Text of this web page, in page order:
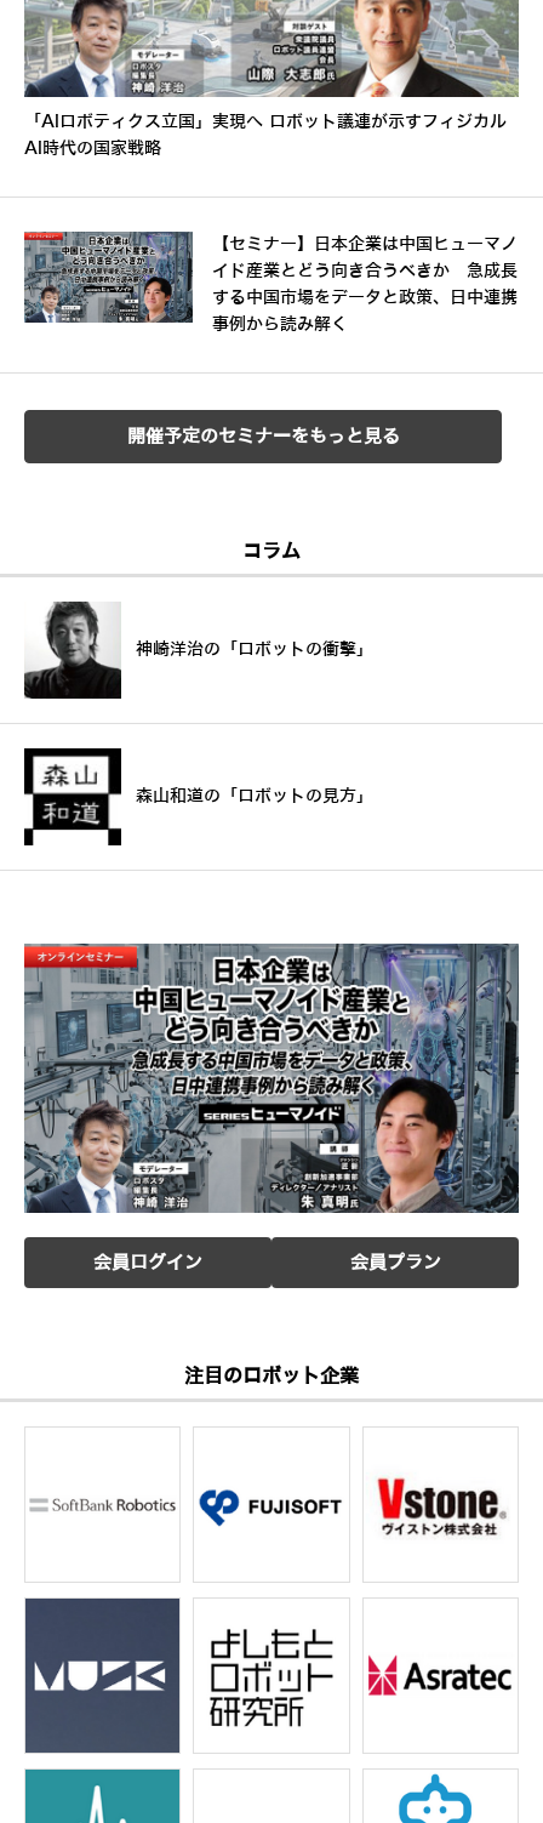
「AIロボティクス立国」実現へ ロボット議連が示すフィジカル
AI時代の国家戦略
【セミナー】日本企業は中国ヒューマノ
イド産業とどう向き合うべきか 急成長
する中国市場をデータと政策、日中連携
事例から読み解く
開催予定のセミナーをもっと見る
コラム
神崎洋治の「ロボットの衝撃」
森山和道の「ロボットの見方」
会員ログイン 会員プラン
注目のロボット企業